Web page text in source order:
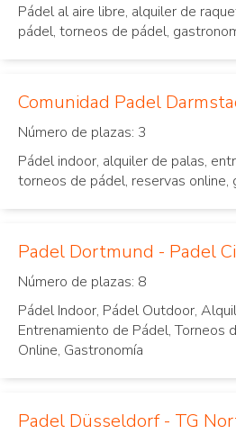
Pádel al aire libre, alquiler de
pádel, torneos de pádel,
Comunidad Padel
Número de plazas: 3
Pádel indoor, alquiler de palas,
torneos de pádel, reservas online,
Padel Dortmund - Padel
Número de plazas: 8
Pádel Indoor, Pádel Outdoor,
Entrenamiento de Pádel, Torneos
Online, Gastronomía
Padel Düsseldorf - TG